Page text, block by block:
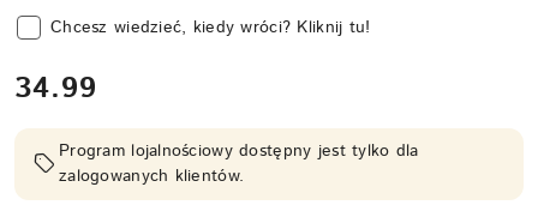
Chcesz wiedzieć, kiedy wróci? Kliknij tu!
cena:
34.99
Program lojalnościowy dostępny jest tylko dla
zalogowanych klientów.